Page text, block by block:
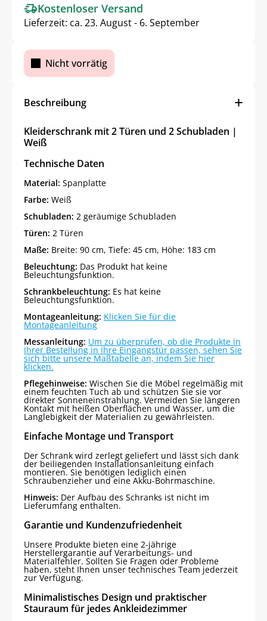
Kostenloser Versand
Lieferzeit: ca. 23. August - 6. September
Nicht vorrätig
Beschreibung
Kleiderschrank mit 2 Türen und 2 Schubladen |
Weiß
Technische Daten
Material: Spanplatte
Farbe: Weiß
Schubladen: 2 geräumige Schubladen
Türen: 2 Türen
Maße: Breite: 90 cm, Tiefe: 45 cm, Höhe: 183 cm
Beleuchtung: Das Produkt hat keine
Beleuchtungsfunktion.
Schrankbeleuchtung: Es hat keine
Beleuchtungsfunktion.
Montageanleitung: Klicken Sie für die
Montageanleitung
Messanleitung: Um zu überprüfen, ob die Produkte in
Ihrer Bestellung in Ihre Eingangstür passen, sehen Sie
sich bitte unsere Maßtabelle an, indem Sie hier
klicken.
Pflegehinweise: Wischen Sie die Möbel regelmäßig mit
einem feuchten Tuch ab und schützen Sie sie vor
direkter Sonneneinstrahlung. Vermeiden Sie längeren
Kontakt mit heißen Oberflächen und Wasser, um die
Langlebigkeit der Materialien zu gewährleisten.
Einfache Montage und Transport
Der Schrank wird zerlegt geliefert und lässt sich dank
der beiliegenden Installationsanleitung einfach
montieren. Sie benötigen lediglich einen
Schraubenzieher und eine Akku-Bohrmaschine.
Hinweis: Der Aufbau des Schranks ist nicht im
Lieferumfang enthalten.
Garantie und Kundenzufriedenheit
Unsere Produkte bieten eine 2-jährige
Herstellergarantie auf Verarbeitungs- und
Materialfehler. Sollten Sie Fragen oder Probleme
haben, steht Ihnen unser technisches Team jederzeit
zur Verfügung.
Minimalistisches Design und praktischer
Stauraum für jedes Ankleidezimmer